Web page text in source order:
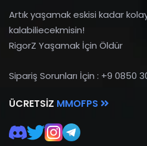
Artık yaşamak eskisi kadar
kalabiliecekmisin!
RigorZ Yaşamak İçin Öldür
Sipariş Sorunları İçin : +9 0850
ÜCRETSIZ MMOFPS